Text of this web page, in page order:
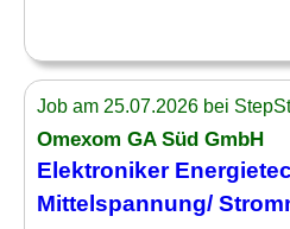
Job am 25.07.2026 bei
Omexom GA Süd GmbH
Elektroniker
Mittelspannung/